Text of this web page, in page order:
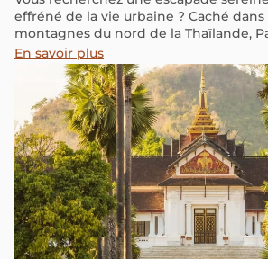
effréné de la vie urbaine ? Caché
montagnes du nord de la Thaïlande,
comme un gemme vert du “pays du
natif thaïlandais passionné de
avec confiance que Pai est une
incontournable pour quiconque
unique et mémorable. Cette petite
harmonieux de culture, nature et
attractions uniques telles que des
apaisantes, des cascades
locaux vibrants. Découvrons pourquoi
votre prochaine destination de
En savoir plus